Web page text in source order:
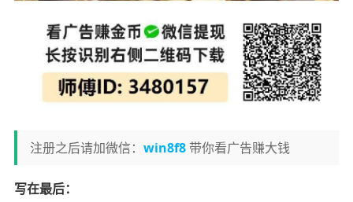
注册之后请加微信： win8f8带你看广告赚大钱
写在最后：